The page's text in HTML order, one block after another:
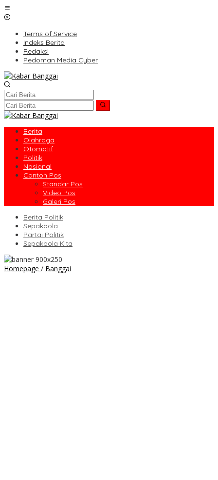
Lewati
ke
Terms of Service
Indeks Berita
Redaksi
Pedoman Media Cyber
Berita
Olahraga
Otomatif
Politik
Nasional
Contoh Pos
Standar Pos
Video Pos
Galeri Pos
Berita Politik
Sepakbola
Partai Politik
Sepakbola Kita
Homepage / Banggai